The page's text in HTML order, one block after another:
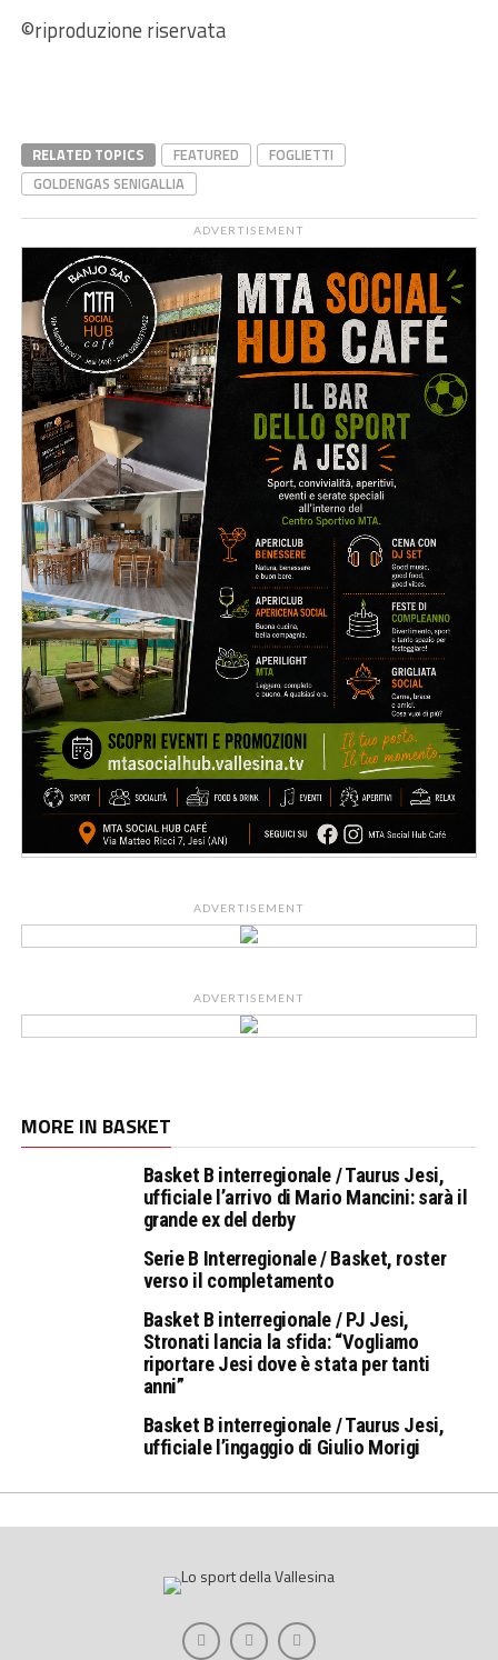
©riproduzione riservata
RELATED TOPICS FEATURED
FOGLIETTI
GOLDENGAS SENIGALLIA
ADVERTISEMENT
ADVERTISEMENT
ADVERTISEMENT
MORE IN BASKET
Basket B interregionale / Taurus Jesi,
ufficiale l’arrivo di Mario Mancini: sarà il
grande ex del derby
Serie B Interregionale / Basket, roster
verso il completamento
Basket B interregionale / PJ Jesi,
Stronati lancia la sfida: “Vogliamo
riportare Jesi dove è stata per tanti
anni”
Basket B interregionale / Taurus Jesi,
ufficiale l’ingaggio di Giulio Morigi